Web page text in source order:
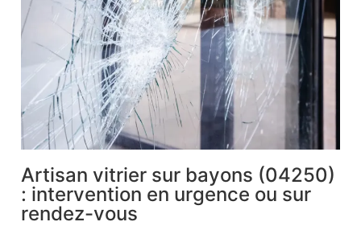
Artisan vitrier sur bayons (04250)
: intervention en urgence ou sur
rendez-vous